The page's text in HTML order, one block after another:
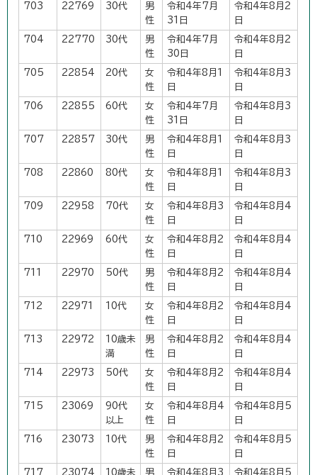
703 22769 30代
男
性
令和4年7月
31日
令和4年8月2
日
704 22770 30代
男
性
令和4年7月
30日
令和4年8月2
日
705 22854 20代
女
性
令和4年8月1
日
令和4年8月3
日
706 22855 60代
女
性
令和4年7月
31日
令和4年8月3
日
707 22857 30代
男
性
令和4年8月1
日
令和4年8月3
日
708 22860 80代
女
性
令和4年8月1
日
令和4年8月3
日
709 22958 70代
女
性
令和4年8月3
日
令和4年8月4
日
710 22969 60代
女
性
令和4年8月2
日
令和4年8月4
日
711 22970 50代
男
性
令和4年8月2
日
令和4年8月4
日
712 22971 10代
女
性
令和4年8月2
日
令和4年8月4
日
713 22972
10歳未
満
男
性
令和4年8月2
日
令和4年8月4
日
714 22973 50代
女
性
令和4年8月2
日
令和4年8月4
日
715 23069
90代
以上
女
性
令和4年8月4
日
令和4年8月5
日
716 23073 10代
男
性
令和4年8月2
日
令和4年8月5
日
717 23074
10歳未
男
令和4年8月3
令和4年8月5